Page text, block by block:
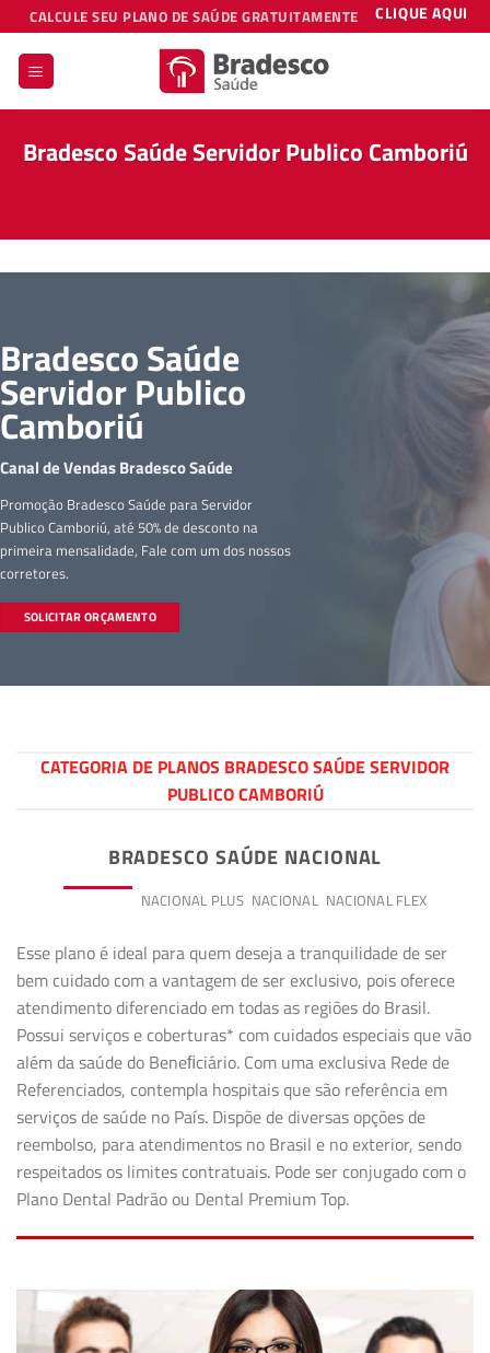
Skip
to
content
CALCULE SEU PLANO DE SAÚDE GRATUITAMENTE CLIQUE AQUI
Bradesco Saúde Servidor Publico Camboriú
Bradesco Saúde
Servidor Publico
Camboriú
Canal de Vendas Bradesco Saúde
Promoção Bradesco Saúde para Servidor
Publico Camboriú, até 50% de desconto na
primeira mensalidade, Fale com um dos nossos
corretores.
SOLICITAR ORÇAMENTO
CATEGORIA DE PLANOS BRADESCO SAÚDE SERVIDOR
PUBLICO CAMBORIÚ
BRADESCO SAÚDE NACIONAL
NACIONAL PLUS NACIONAL NACIONAL FLEX
Esse plano é ideal para quem deseja a tranquilidade de ser
bem cuidado com a vantagem de ser exclusivo, pois oferece
atendimento diferenciado em todas as regiões do Brasil.
Possui serviços e coberturas* com cuidados especiais que vão
além da saúde do Beneﬁciário. Com uma exclusiva Rede de
Referenciados, contempla hospitais que são referência em
serviços de saúde no País. Dispõe de diversas opções de
reembolso, para atendimentos no Brasil e no exterior, sendo
respeitados os limites contratuais. Pode ser conjugado com o
Plano Dental Padrão ou Dental Premium Top.